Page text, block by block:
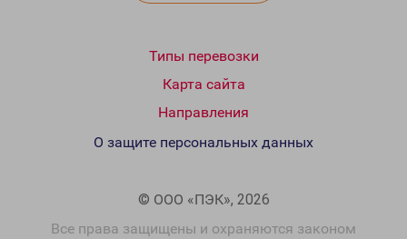
Типы перевозки
Карта сайта
Направления
© ООО «ПЭК», 2026
Все права защищены и охраняются законом
О защите персональных данных